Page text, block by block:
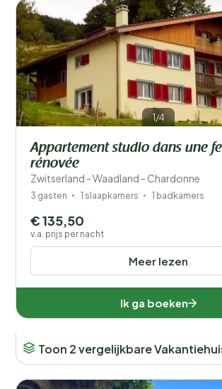
1/4
Appartement studio dans une
rénovée
Zwitserland - Waadland - Chardonne
3 gasten 1 slaapkamers 1 badkamers
Meer lezen
€ 135,50
v.a. prijs per nacht
Ik ga boeken
Toon 2 vergelijkbare